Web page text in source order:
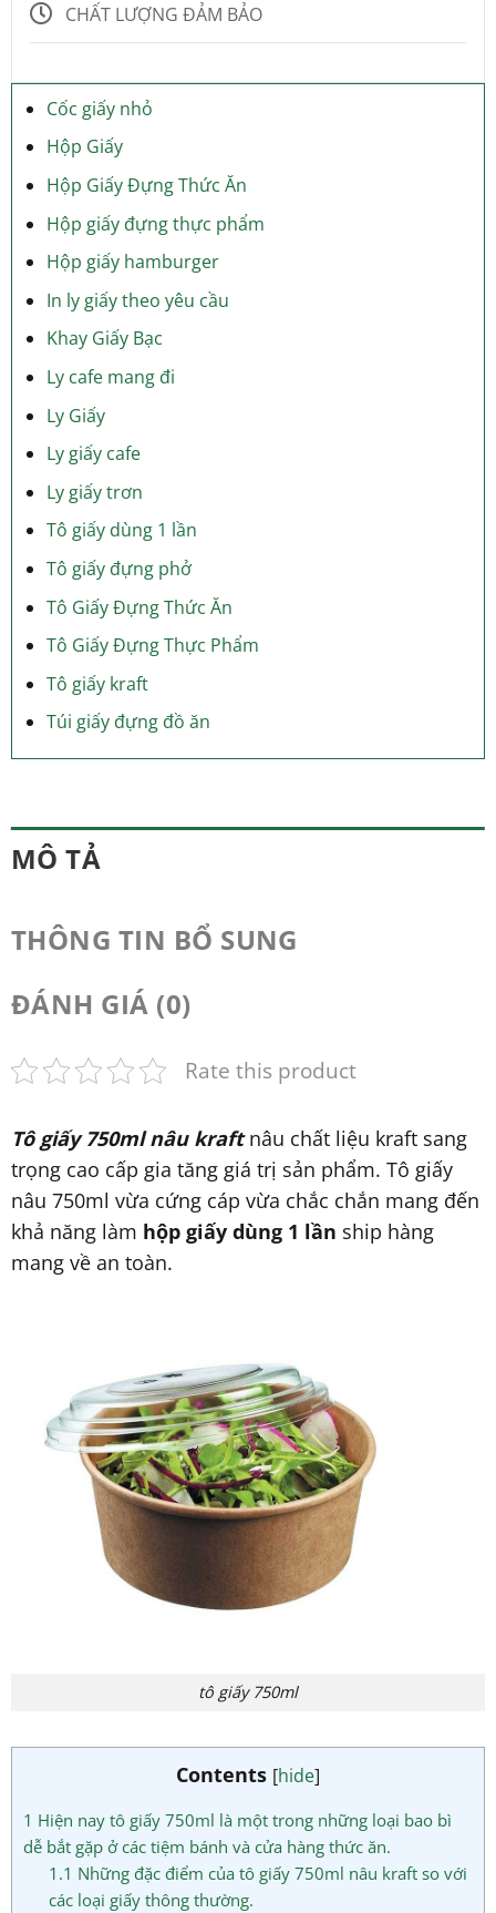
CHẤT LƯỢNG ĐẢM BẢO
Cốc giấy nhỏ
Hộp Giấy
Hộp Giấy Đựng Thức Ăn
Hộp giấy đựng thực phẩm
Hộp giấy hamburger
In ly giấy theo yêu cầu
Khay Giấy Bạc
Ly cafe mang đi
Ly Giấy
Ly giấy cafe
Ly giấy trơn
Tô giấy dùng 1 lần
Tô giấy đựng phở
Tô Giấy Đựng Thức Ăn
Tô Giấy Đựng Thực Phẩm
Tô giấy kraft
Túi giấy đựng đồ ăn
MÔ TẢ
THÔNG TIN BỔ SUNG
ĐÁNH GIÁ (0)
Rate this product
Tô giấy 750ml nâu kraftnâu chất liệu kraft sang
trọng cao cấp gia tăng giá trị sản phẩm. Tô giấy
nâu 750ml vừa cứng cáp vừa chắc chắn mang đến
khả năng làm hộp giấy dùng 1 lần ship hàng
mang về an toàn.
tô giấy 750ml
Contents [hide]
1 Hiện nay tô giấy 750ml là một trong những loại bao bì
dễ bắt gặp ở các tiệm bánh và cửa hàng thức ăn.
1.1 Những đặc điểm của tô giấy 750ml nâu kraft so với
các loại giấy thông thường.